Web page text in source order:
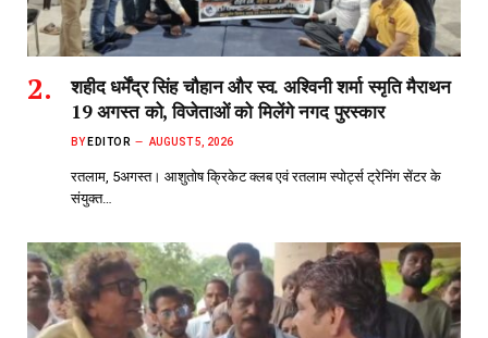
शहीद धर्मेंद्र सिंह चौहान और स्व. अश्विनी शर्मा स्मृति मैराथन
19 अगस्त को, विजेताओं को मिलेंगे नगद पुरस्कार
BY EDITOR AUGUST 5, 2026
रतलाम, 5अगस्त। आशुतोष क्रिकेट क्लब एवं रतलाम स्पोर्ट्स ट्रेनिंग सेंटर के
संयुक्त…